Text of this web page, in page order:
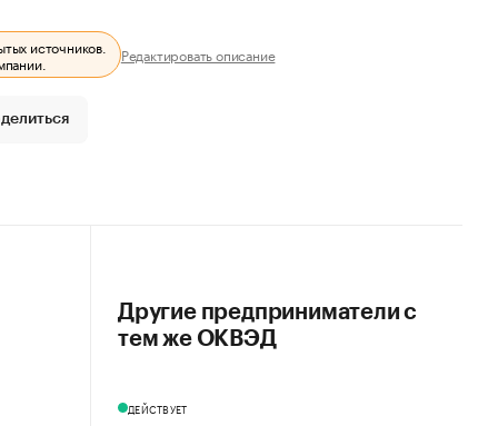
источников.
Редактировать описание
Другие предприниматели с
тем же ОКВЭД
ДЕЙСТВУЕТ